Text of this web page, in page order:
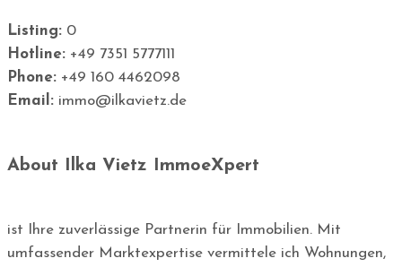
Listing: 0
Hotline: +49 7351 5777111
Phone: +49 160 4462098
Email: immo@ilkavietz.de
About Ilka Vietz ImmoeXpert
ist Ihre zuverlässige Partnerin für Immobilien. Mit
umfassender Marktexpertise vermittele ich Wohnungen,